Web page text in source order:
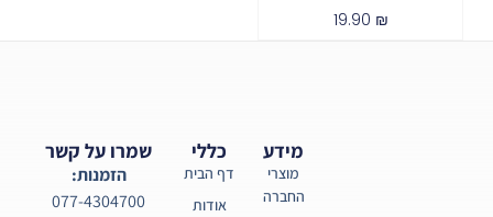
19.90 ₪
כללי
דף הבית
אודות
מידע
מוצרי
החברה
שמרו על קשר
הזמנות:
077-4304700